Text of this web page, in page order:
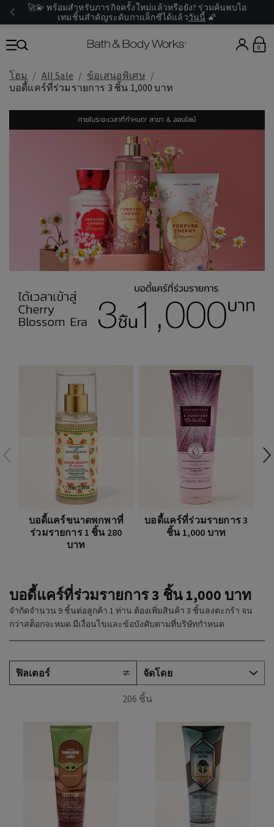
🚀💫 พร้อมสำหรับภารกิจครั้งใหม่แล้วหรือยัง? ร่วมค้นพบไอ
เทมชิ้นสำคัญระดับกาแล็กซีได้แล้ววันนี้ 🌠
0
โฮม All Sale
ข้อเสนอพิเศษ
บอดี้แคร์ที่ร่วมรายการ 3 ชิ้น 1,000 บาท
บอดี้แคร์ขนาดพกพาที่
ร่วมรายการ 1 ชิ้น 280
บาท
บอดี้แคร์ที่ร่วมรายการ 3
ชิ้น 1,000 บาท
บอดี้แคร์ที่ร่วมรายการ 3 ชิ้น 1,000 บาท
จำกัดจำนวน 9 ชิ้นต่อลูกค้า 1 ท่าน ต้องเพิ่มสินค้า 3 ชิ้นลงตะกร้า จน
กว่าสต็อกจะหมด มีเงื่อนไขและข้อบังคับตามที่บริษัทกำหนด
ฟิลเตอร์
206 ชิ้น